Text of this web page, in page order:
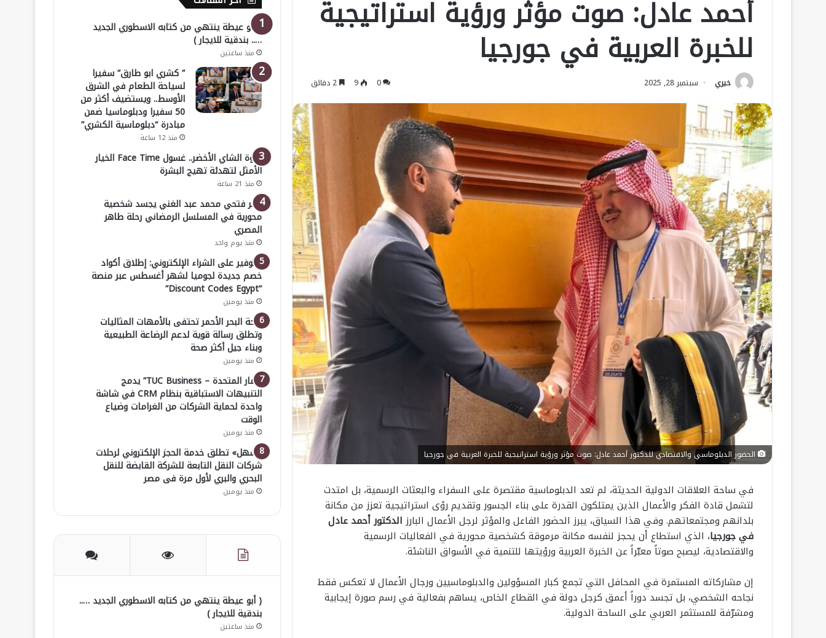
أحمد عادل: صوت مؤثر ورؤية استراتيجية
للخبرة العربية في جورجيا
خيري سبتمبر 28, 2025 0
9
الحضور الدبلوماسي والاقتصادي للدكتور أحمد عادل: صوت مؤثر ورؤية استراتيجية للخبرة العربية في جورجيا
في ساحة العلاقات الدولية الحديثة، لم تعد الدبلوماسية مقتصرة على السفراء والبعثات الرسمية، بل امتدت
لتشمل قادة الفكر والأعمال الذين يمتلكون القدرة على بناء الجسور وتقديم رؤى استراتيجية تعزز من مكانة
بلدانهم ومجتمعاتهم. وفي هذا السياق، يبرز الحضور الفاعل والمؤثر لرجل الأعمال البارز الدكتور أحمد عادل
في جورجيا، الذي استطاع أن يحجز لنفسه مكانة مرموقة كشخصية محورية في الفعاليات الرسمية
والاقتصادية، ليصبح صوتاً معبّراً عن الخبرة العربية ورؤيتها للتنمية في الأسواق الناشئة.
إن مشاركاته المستمرة في المحافل التي تجمع كبار المسؤولين والدبلوماسيين ورجال الأعمال لا تعكس فقط
نجاحه الشخصي، بل تجسد دوراً أعمق كرجل دولة في القطاع الخاص، يساهم بفعالية في رسم صورة إيجابية
ومشرّفة للمستثمر العربي على الساحة الدولية.
( أبو عيطة ينتهي من كتابه الاسطوري الجديد
….. بندقية للايجار )
منذ ساعتين
” كشري ابو طارق” سفيرا
لسياحة الطعام في الشرق
الأوسط.. ويستضيف أكثر من
50 سفيرا ودبلوماسيا ضمن
مبادرة “دبلوماسية الكشري”
منذ 12 ساعة
قوة الشاي الأخضر.. غسول Face Time الخيار
الأمثل لتهدئة تهيج البشرة
منذ 21 ساعة
عمر فتحي محمد عبد الغني يجسد شخصية
محورية في المسلسل الرمضاني رحلة طاهر
المصري
منذ يوم واحد
للتوفير على الشراء الإلكتروني: إطلاق أكواد
خصم جديدة لجوميا لشهر أغسطس عبر منصة
“Discount Codes Egypt”
منذ يومين
صحة البحر الأحمر تحتفى بالأمهات المثاليات
وتطلق رسالة قوية لدعم الرضاعة الطبيعية
وبناء جيل أكثر صحة
منذ يومين
“ثمار المتحدة – TUC Business” يدمج
التنبيهات الاستباقية بنظام CRM في شاشة
واحدة لحماية الشركات من الغرامات وضياع
الوقت
منذ يومين
«سهل» تطلق خدمة الحجز الإلكتروني لرحلات
شركات النقل التابعة للشركة القابضة للنقل
البحري والبري لأول مرة فى مصر
منذ يومين
( أبو عيطة ينتهي من كتابه الاسطوري الجديد …..
بندقية للايجار )
منذ ساعتين